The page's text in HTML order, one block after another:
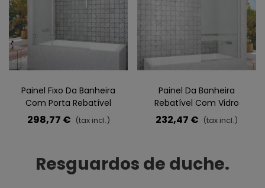
Painel Fixo Da Banheira
Com Porta Rebatível
INDIANA Prata
298,77 € (tax incl.)
Painel Da Banheira
Rebatível Com Vidro
Decorado INDIANA Prata
232,47 € (tax incl.)
Resguardos de duche.